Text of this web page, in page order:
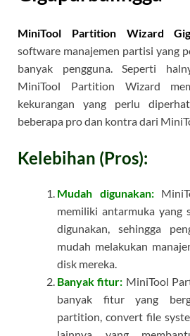
MiniTool Partition Wizard
software manajemen partisi yang
banyak pengguna. Seperti
MiniTool Partition Wizard
kekurangan yang perlu
beberapa pro dan kontra dari
Kelebihan (Pros):
Mudah digunakan:
memiliki antarmuka yang
digunakan, sehingga
mudah melakukan
disk mereka.
Banyak fitur: MiniTool
banyak fitur yang
partition, convert file